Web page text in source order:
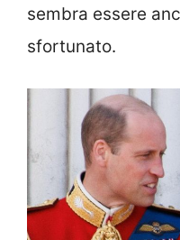
sembra essere
sfortunato.